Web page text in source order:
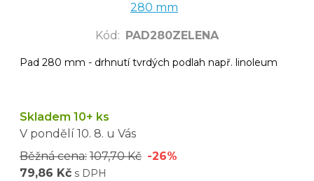
280 mm
Kód : PAD280ZELENA
Pad 280 mm - drhnutí tvrdých podlah např. linoleum
Skladem 10+ ks
V pondělí 10. 8. u Vás
Běžná cena: 107,70 Kč -26%
79,86 Kč s DPH